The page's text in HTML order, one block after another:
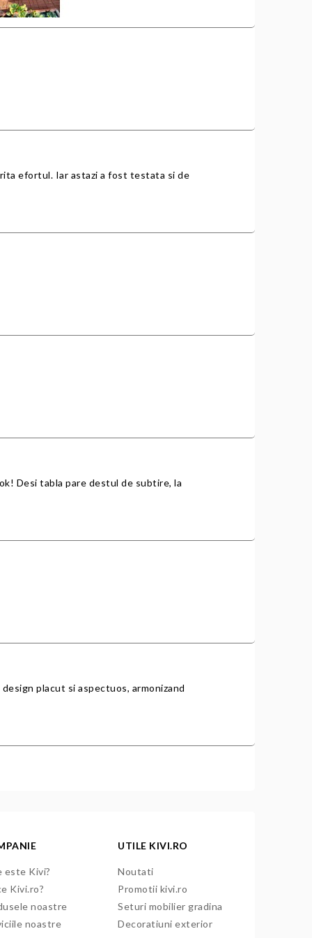
efortul. Iar astazi a fost testata si de
Desi tabla pare destul de subtire, la
placut si aspectuos, armonizand
este Kivi?
Kivi.ro?
noastre
noastre
UTILE KIVI.RO
Noutati
Promotii kivi.ro
Seturi mobilier gradina
Decoratiuni exterior